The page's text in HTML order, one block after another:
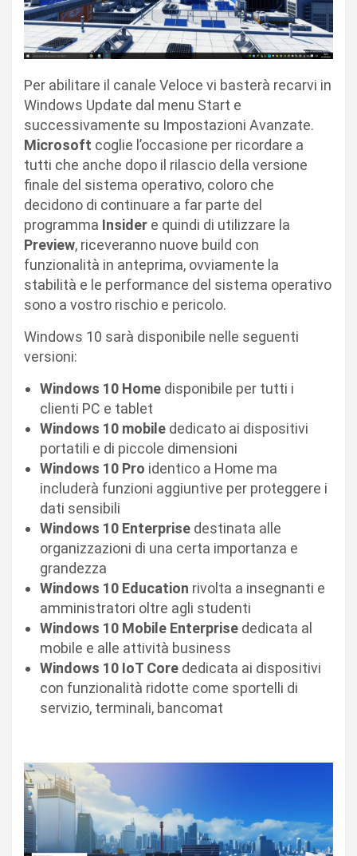
Per abilitare il canale Veloce vi basterà recarvi in
Windows Update dal menu Start e
successivamente su Impostazioni Avanzate.
Microsoft coglie l’occasione per ricordare a
tutti che anche dopo il rilascio della versione
finale del sistema operativo, coloro che
decidono di continuare a far parte del
programma Insider e quindi di utilizzare la
Preview, riceveranno nuove build con
funzionalità in anteprima, ovviamente la
stabilità e le performance del sistema operativo
sono a vostro rischio e pericolo.
Windows 10 sarà disponibile nelle seguenti
versioni:
Windows 10 Home disponibile per tutti i
clienti PC e tablet
Windows 10 mobile dedicato ai dispositivi
portatili e di piccole dimensioni
Windows 10 Pro identico a Home ma
includerà funzioni aggiuntive per proteggere i
dati sensibili
Windows 10 Enterprise destinata alle
organizzazioni di una certa importanza e
grandezza
Windows 10 Education rivolta a insegnanti e
amministratori oltre agli studenti
Windows 10 Mobile Enterprise dedicata al
mobile e alle attività business
Windows 10 IoT Core dedicata ai dispositivi
con funzionalità ridotte come sportelli di
servizio, terminali, bancomat